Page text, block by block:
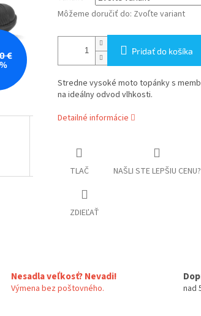
€
Môžeme doručiť do: Zvoľte variant
Pridať do košíka
Stredne vysoké moto topánky s
na ideálny odvod vlhkosti.
Detailné informácie
TLAČ NAŠLI STE LEPŠIU CENU?
ZDIEĽAŤ
Nesadla veľkosť? Nevadi!
Výmena bez poštovného. nad